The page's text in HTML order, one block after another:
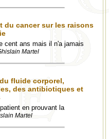
du cancer sur les raisons
cent ans mais il n'a jamais
Martel
fluide corporel,
des antibiotiques et
en prouvant la
Martel